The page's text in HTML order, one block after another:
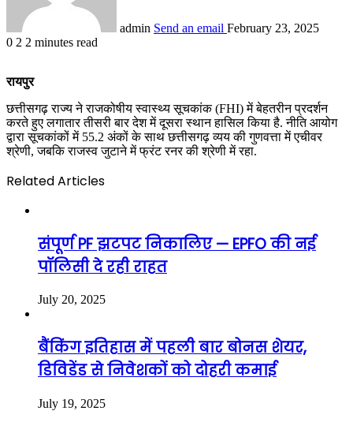
admin Send an email February 23, 2025
0 2 2 minutes read
रायपुर
छत्तीसगढ़ राज्य ने राजकोषीय स्वास्थ्य सूचकांक (FHI) में बेहतरीन प्रदर्शन
करते हुए लगातार तीसरी बार देश में दूसरा स्थान हासिल किया है. नीति आयोग
द्वारा सूचकांकों में 55.2 अंकों के साथ छत्तीसगढ़ व्यय की गुणवत्ता में एचीवर
श्रेणी, जबकि राजस्व जुटाने में फ्रंट रनर की श्रेणी में रहा.
Related Articles
संपूर्ण PF झटपट निकालिए — EPFO की नई
पॉलिसी दे रही राहत
July 20, 2025
बैंकिंग इतिहास में पहली बार बोनस शेयर,
डिविडेंड से निवेशकों को दोहरी कमाई
July 19, 2025